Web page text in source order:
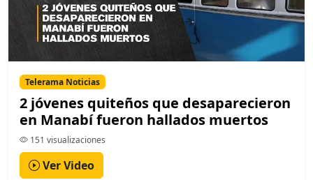
Telerama Noticias
2 jóvenes quiteños que desaparecieron
en Manabí fueron hallados muertos
151 visualizaciones
Ver Video